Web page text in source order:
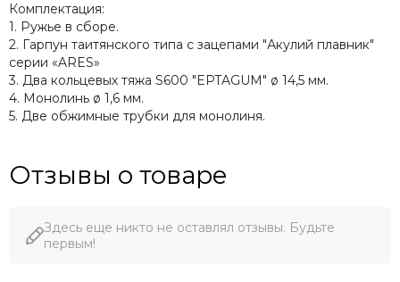
Комплектация:
1. Ружье в сборе.
2. Гарпун таитянского типа с зацепами "Акулий плавник"
серии «ARES»
3. Два кольцевых тяжа S600 "EPTAGUM" ø 14,5 мм.
4. Монолинь ø 1,6 мм.
5. Две обжимные трубки для монолиня.
Отзывы о товаре
Здесь еще никто не оставлял отзывы. Будьте
первым!